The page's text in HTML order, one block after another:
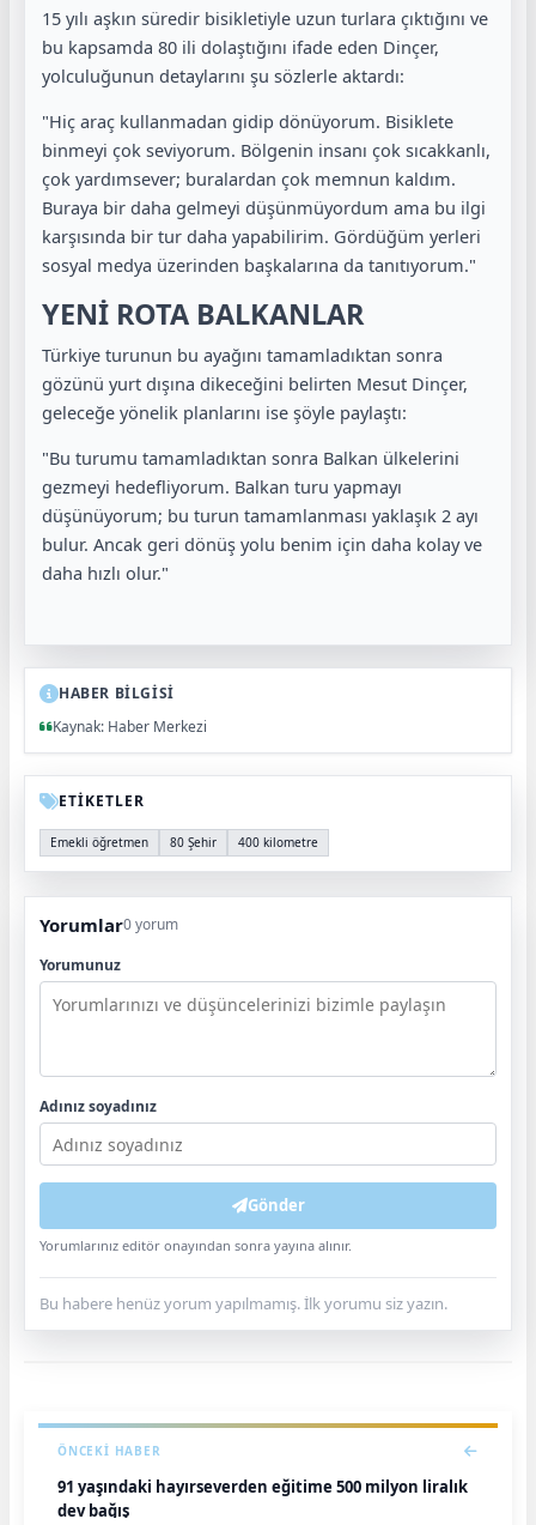
15 yılı aşkın süredir bisikletiyle uzun turlara çıktığını ve
bu kapsamda 80 ili dolaştığını ifade eden Dinçer,
yolculuğunun detaylarını şu sözlerle aktardı:
"Hiç araç kullanmadan gidip dönüyorum. Bisiklete
binmeyi çok seviyorum. Bölgenin insanı çok sıcakkanlı,
çok yardımsever; buralardan çok memnun kaldım.
Buraya bir daha gelmeyi düşünmüyordum ama bu ilgi
karşısında bir tur daha yapabilirim. Gördüğüm yerleri
sosyal medya üzerinden başkalarına da tanıtıyorum."
YENİ ROTA BALKANLAR
Türkiye turunun bu ayağını tamamladıktan sonra
gözünü yurt dışına dikeceğini belirten Mesut Dinçer,
geleceğe yönelik planlarını ise şöyle paylaştı:
"Bu turumu tamamladıktan sonra Balkan ülkelerini
gezmeyi hedefliyorum. Balkan turu yapmayı
düşünüyorum; bu turun tamamlanması yaklaşık 2 ayı
bulur. Ancak geri dönüş yolu benim için daha kolay ve
daha hızlı olur."
HABER BİLGİSİ
Kaynak: Haber Merkezi
ETİKETLER
Emekli öğretmen 80 Şehir 400 kilometre
Yorumlar0 yorum
Yorumunuz
Adınız soyadınız
Gönder
Yorumlarınız editör onayından sonra yayına alınır.
Bu habere henüz yorum yapılmamış. İlk yorumu siz yazın.
ÖNCEKI HABER
91 yaşındaki hayırseverden eğitime 500 milyon liralık
dev bağış